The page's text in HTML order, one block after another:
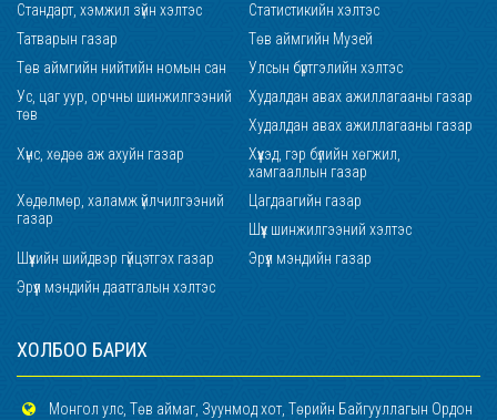
Стандарт, хэмжил зүйн хэлтэс
Статистикийн хэлтэс
Татварын газар
Төв аймгийн Музей
Төв аймгийн нийтийн номын сан
Улсын бүртгэлийн хэлтэс
Ус, цаг уур, орчны шинжилгээний
төв
Худалдан авах ажиллагааны газар
Худалдан авах ажиллагааны газар
Хүнс, хөдөө аж ахуйн газар
Хүүхэд, гэр бүлийн хөгжил,
хамгааллын газар
Хөдөлмөр, халамж үйлчилгээний
газар
Цагдаагийн газар
Шүүх шинжилгээний хэлтэс
Шүүхийн шийдвэр гүйцэтгэх газар
Эрүүл мэндийн газар
Эрүүл мэндийн даатгалын хэлтэс
ХОЛБОО БАРИХ
Монгол улс, Төв аймаг, Зуунмод хот, Төрийн Байгууллагын Ордон